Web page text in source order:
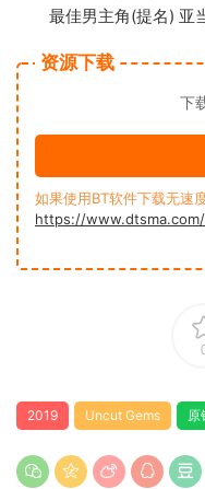
最佳男主角(提名) 亚
资源下载
下
如果使用BT软件下载无速
https://
2019 Uncut Gems 原